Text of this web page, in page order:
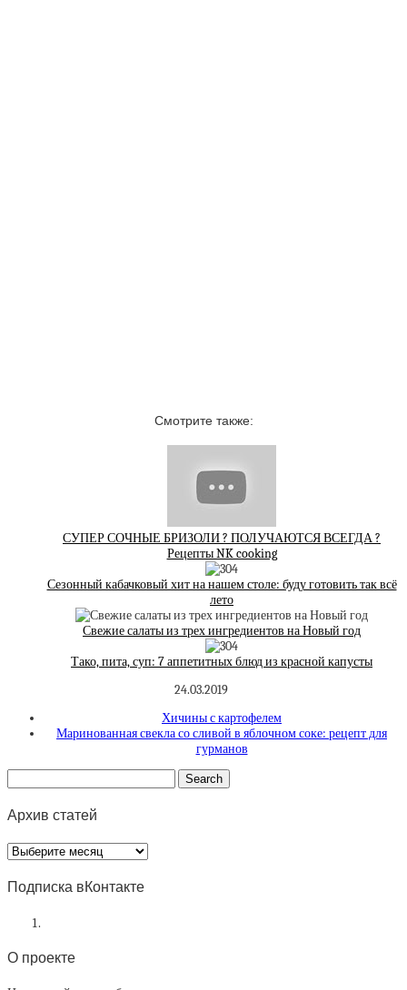
Смотрите также:
СУПЕР СОЧНЫЕ БРИЗОЛИ ? ПОЛУЧАЮТСЯ ВСЕГДА ?
Рецепты NK cooking
Сезонный кабачковый хит на нашем столе: буду готовить так всё
лето
Свежие салаты из трех ингредиентов на Новый год
Тако, пита, суп: 7 аппетитных блюд из красной капусты
24.03.2019
Хичины с картофелем
Маринованная свекла со сливой в яблочном соке: рецепт для
гурманов
Архив статей
Архив
статей
Подписка вКонтакте
О проекте